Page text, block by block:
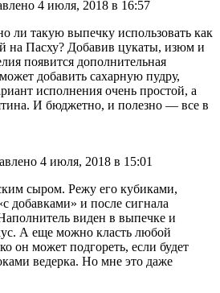
4 июля, 2018 в 16:57
ли такую выпечку использовать как
на Пасху? Добавив цукаты, изюм и
появится дополнительная
добавить сахарную пудру,
исполнения очень простой, а
И бюджетно, и полезно — все в
4 июля, 2018 в 15:01
сыром. Режу его кубиками,
добавками» и после сигнала
виден в выпечке и
А еще можно класть любой
он может подгореть, если будет
ведерка. Но мне это даже